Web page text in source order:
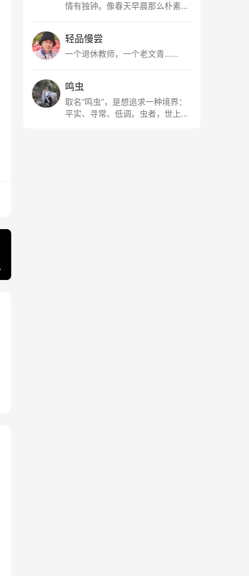
情有独钟。像春天早晨那么朴素，
轻品慢尝
一个退休教师，一个老文青……
鸣虫
取名“鸣虫”，是想追求一种境界：
平实、寻常、低调。虫者，世上最